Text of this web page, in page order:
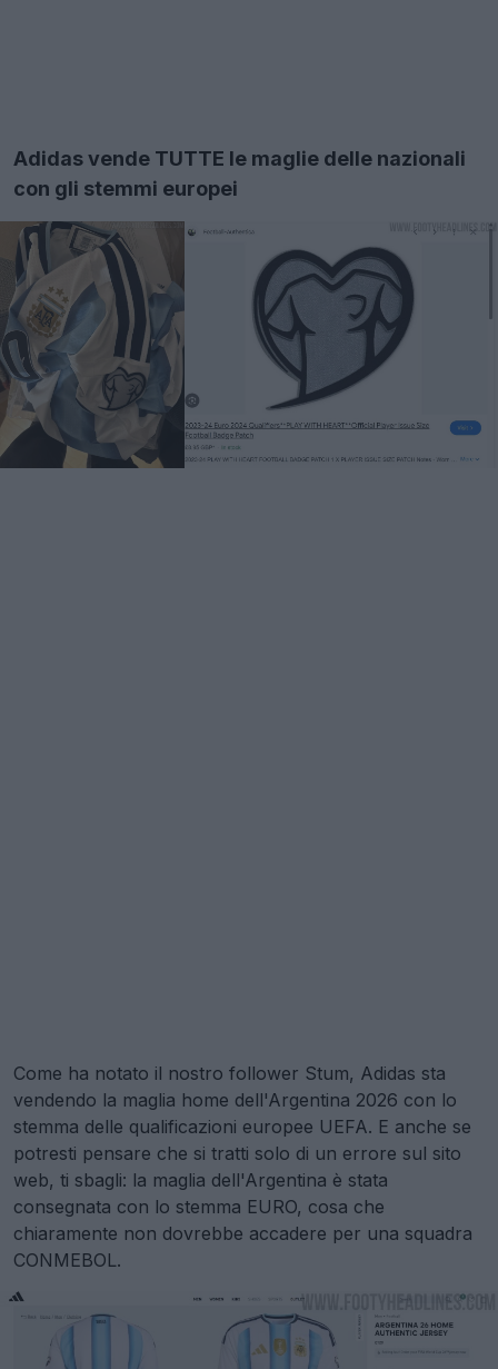
Adidas vende TUTTE le maglie delle nazionali
con gli stemmi europei
Come ha notato il nostro follower Stum, Adidas sta
vendendo la maglia home dell'Argentina 2026 con lo
stemma delle qualificazioni europee UEFA. E anche se
potresti pensare che si tratti solo di un errore sul sito
web, ti sbagli: la maglia dell'Argentina è stata
consegnata con lo stemma EURO, cosa che
chiaramente non dovrebbe accadere per una squadra
CONMEBOL.